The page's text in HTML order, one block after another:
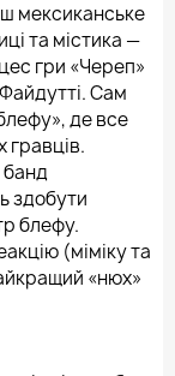
мексиканське
та містика —
гри «Череп»
Сам
де все
гравців.
банд
здобути
блефу.
(міміку та
«нюх»